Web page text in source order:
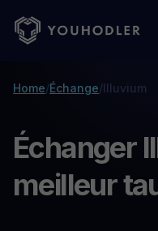
Home/Échange/Illuvium
Échanger
meilleur